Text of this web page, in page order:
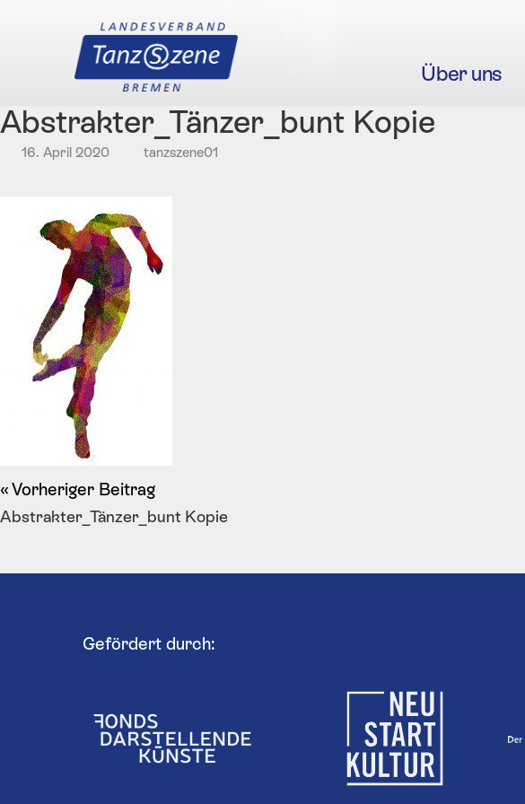
Über uns
Abstrakter_Tänzer_bunt Kopie
16. April 2020 tanzszene01
Vorheriger Beitrag
Abstrakter_Tänzer_bunt Kopie
Gefördert durch: